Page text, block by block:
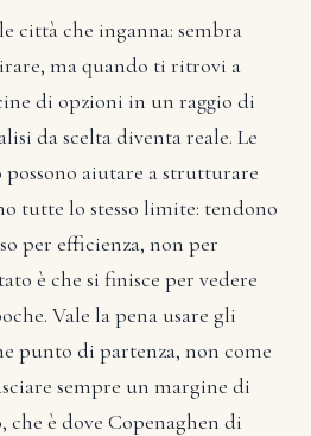
città che inganna: sembra
ma quando ti ritrovi a
di opzioni in un raggio di
da scelta diventa reale. Le
aiutare a strutturare
tutte lo stesso limite: tendono
per efficienza, non per
è che si finisce per vedere
Vale la pena usare gli
punto di partenza, non come
sempre un margine di
è dove Copenaghen di